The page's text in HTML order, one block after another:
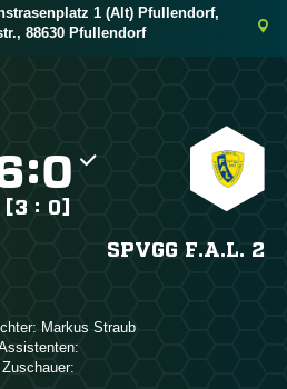
1 (Alt) Pfullendorf,
88630 Pfullendorf
:
[3 : 0]
SPVGG F.A.L. 2
 
Zuschauer: